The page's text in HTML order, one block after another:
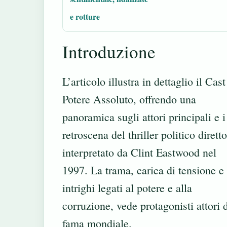
e rotture
Introduzione
L’articolo illustra in dettaglio il
Potere Assoluto, offrendo una
panoramica sugli attori principali e i
retroscena del thriller politico
interpretato da Clint Eastwood nel
1997. La trama, carica di tensione e
intrighi legati al potere e alla
corruzione, vede protagonisti attori
fama mondiale.